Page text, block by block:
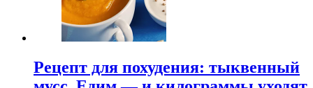
Рецепт для похудения: тыквенный